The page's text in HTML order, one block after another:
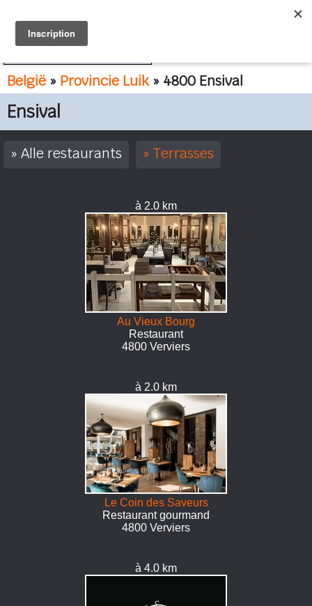
België » Provincie Luik» 4800 Ensival
Ensival
Alle restaurants Terrasses
à 2.0 km
Au Vieux Bourg
Restaurant
4800 Verviers
à 2.0 km
Le Coin des Saveurs
Restaurant gourmand
4800 Verviers
à 4.0 km